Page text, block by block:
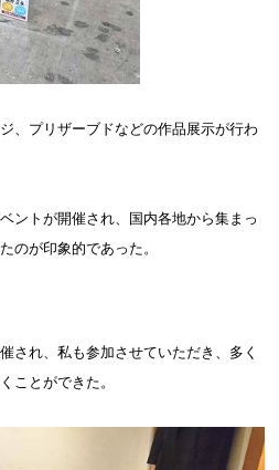
、プリザーブドなどの作品展示が行わ
ントが開催され、国内各地から集まっ
のが印象的であった。
され、私も参加させていただき、多く
ことができた。